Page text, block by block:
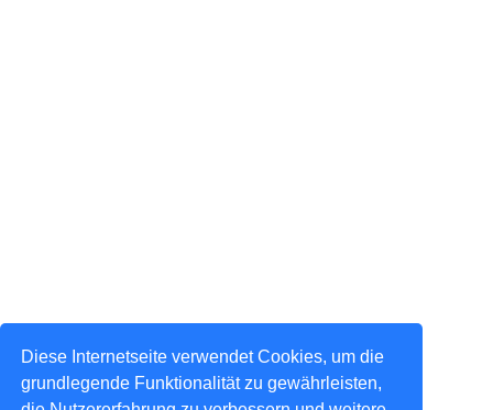
Diese Internetseite verwendet Cookies, um die
grundlegende Funktionalität zu gewährleisten,